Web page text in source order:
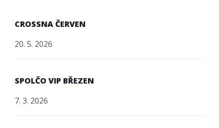
CROSSNA ČERVEN
20. 5. 2026
SPOLČO VIP BŘEZEN
7. 3. 2026